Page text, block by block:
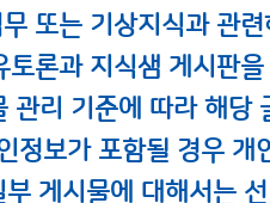
또는 기상지식과 관
토론과 지식샘 게시판
관리 기준에 따라 해당
정보가 포함될 경우
게시물에 대해서는